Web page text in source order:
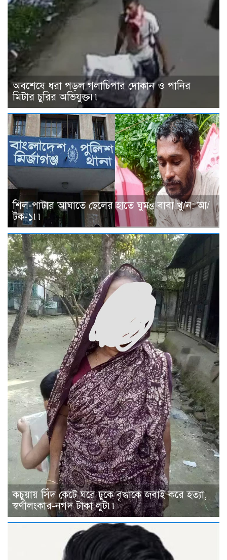
অবশেষে ধরা পড়ল গলাচিপার দোকান ও পানির
মিটার চুরির অভিযুক্ত৷৷
শিল-পাটার আঘাতে ছেলের হাতে ঘুমন্ত বাবা খু/ন: আ/
টক-১৷৷
কচুয়ায় সিঁদ কেটে ঘরে ঢুকে বৃদ্ধাকে জবাই করে হত্যা,
স্বর্ণালংকার-নগদ টাকা লুট৷৷